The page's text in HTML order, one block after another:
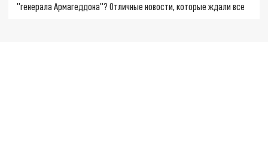
"генерала Армагеддона"? Отличные новости, которые ждали все